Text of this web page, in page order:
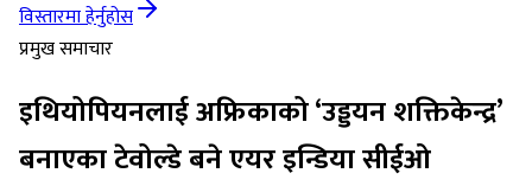
विस्तारमा हेर्नुहोस
प्रमुख समाचार
इथियोपियनलाई अफ्रिकाको ‘उड्डयन शक्तिकेन्द्र’
बनाएका टेवोल्डे बने एयर इन्डिया सीईओ